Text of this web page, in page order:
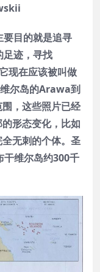
目的就是追寻
迹，寻找
在应该被叫做
尔岛的Arawa到
，这些照片已经
形态变化，比如
无刺的个体。圣
干维尔岛约300千